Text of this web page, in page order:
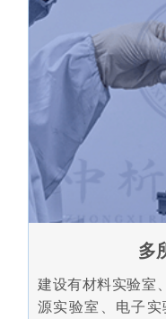
多
建设有材料实验室
源实验室、电子